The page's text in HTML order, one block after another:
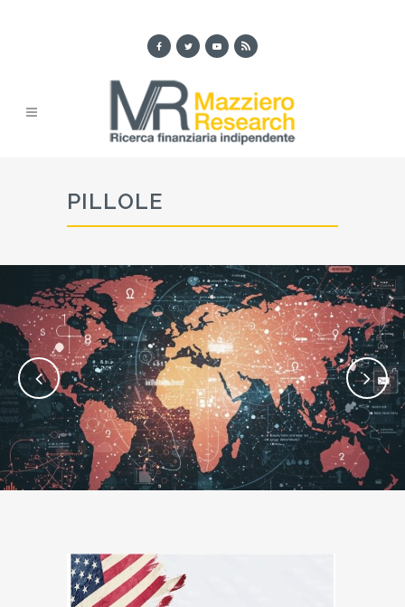
PILLOLE
Giugno 25, 2026
MAURIZIO MAZZIERO AL #WEMAKEFUTURE DI
BOLOGNA: 26 GIUGNO H. 12.20 MALL STAGE 29
Blog /Eventi /News